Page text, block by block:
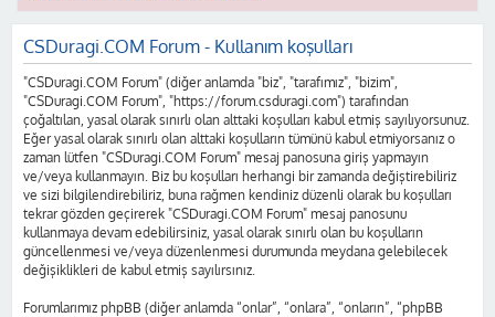
CSDuragi.COM Forum - Kullanım koşulları
"CSDuragi.COM Forum" (diğer anlamda "biz", "tarafımız", "bizim",
"CSDuragi.COM Forum", "https://forum.csduragi.com") tarafından
çoğaltılan, yasal olarak sınırlı olan alttaki koşulları kabul etmiş sayılıyorsunuz.
Eğer yasal olarak sınırlı olan alttaki koşulların tümünü kabul etmiyorsanız o
zaman lütfen "CSDuragi.COM Forum" mesaj panosuna giriş yapmayın
ve/veya kullanmayın. Biz bu koşulları herhangi bir zamanda değiştirebiliriz
ve sizi bilgilendirebiliriz, buna rağmen kendiniz düzenli olarak bu koşulları
tekrar gözden geçirerek "CSDuragi.COM Forum" mesaj panosunu
kullanmaya devam edebilirsiniz, yasal olarak sınırlı olan bu koşulların
güncellenmesi ve/veya düzenlenmesi durumunda meydana gelebilecek
değişiklikleri de kabul etmiş sayılırsınız.
Forumlarımız phpBB (diğer anlamda “onlar”, “onlara”, “onların”, “phpBB